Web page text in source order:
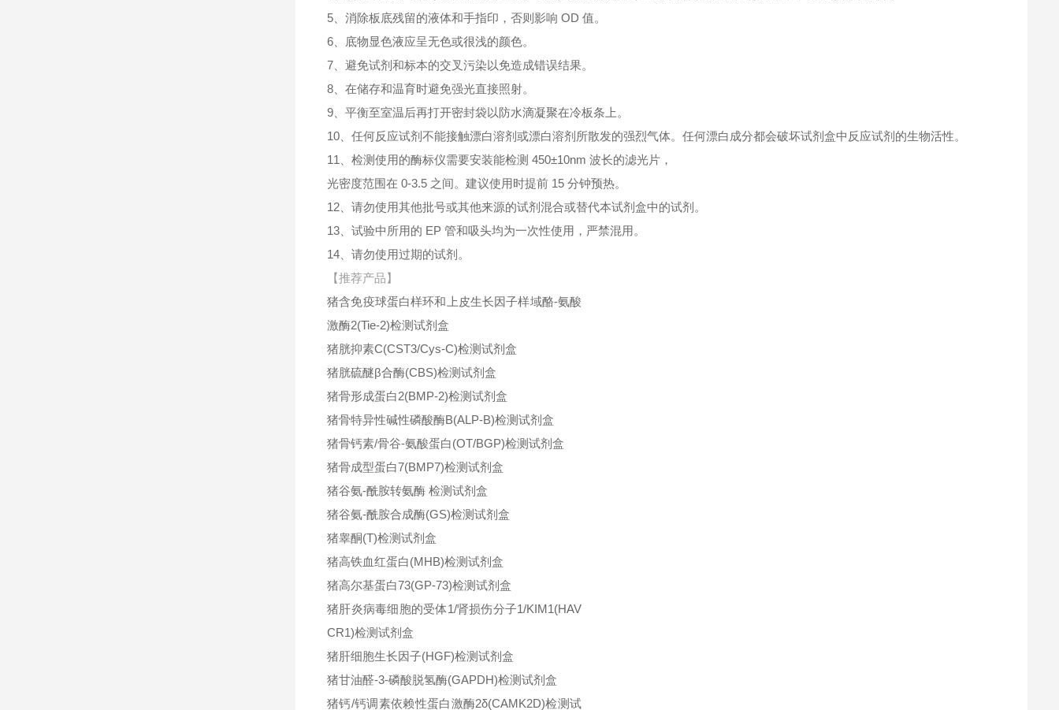
5、消除板底残留的液体和手指印，否则影响 OD 值。
6、底物显色液应呈无色或很浅的颜色。
7、避免试剂和标本的交叉污染以免造成错误结果。
8、在储存和温育时避免强光直接照射。
9、平衡至室温后再打开密封袋以防水滴凝聚在冷板条上。
10、任何反应试剂不能接触漂白溶剂或漂白溶剂所散发的强烈气体。任何漂白成分都会破坏试剂盒中反应试剂的生物活性。
11、检测使用的酶标仪需要安装能检测 450±10nm 波长的滤光片，
光密度范围在 0-3.5 之间。建议使用时提前 15 分钟预热。
12、请勿使用其他批号或其他来源的试剂混合或替代本试剂盒中的试剂。
13、试验中所用的 EP 管和吸头均为一次性使用，严禁混用。
14、请勿使用过期的试剂。
【推荐产品】
猪含免疫球蛋白样环和上皮生长因子样域酪-氨酸
激酶2(Tie-2)检测试剂盒
猪胱抑素C(CST3/Cys-C)检测试剂盒
猪胱硫醚β合酶(CBS)检测试剂盒
猪骨形成蛋白2(BMP-2)检测试剂盒
猪骨特异性碱性磷酸酶B(ALP-B)检测试剂盒
猪骨钙素/骨谷-氨酸蛋白(OT/BGP)检测试剂盒
猪骨成型蛋白7(BMP7)检测试剂盒
猪谷氨-酰胺转氨酶 检测试剂盒
猪谷氨-酰胺合成酶(GS)检测试剂盒
猪睾酮(T)检测试剂盒
猪高铁血红蛋白(MHB)检测试剂盒
猪高尔基蛋白73(GP-73)检测试剂盒
猪肝炎病毒细胞的受体1/肾损伤分子1/KIM1(HAV
CR1)检测试剂盒
猪肝细胞生长因子(HGF)检测试剂盒
猪甘油醛-3-磷酸脱氢酶(GAPDH)检测试剂盒
猪钙/钙调素依赖性蛋白激酶2δ(CAMK2D)检测试